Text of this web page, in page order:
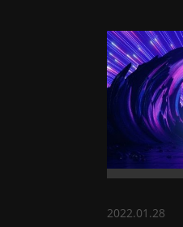
2022.01.28